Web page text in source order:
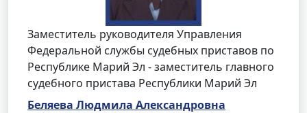
Заместитель руководителя Управления
Федеральной службы судебных приставов по
Республике Марий Эл - заместитель главного
судебного пристава Республики Марий Эл
Беляева Людмила Александровна